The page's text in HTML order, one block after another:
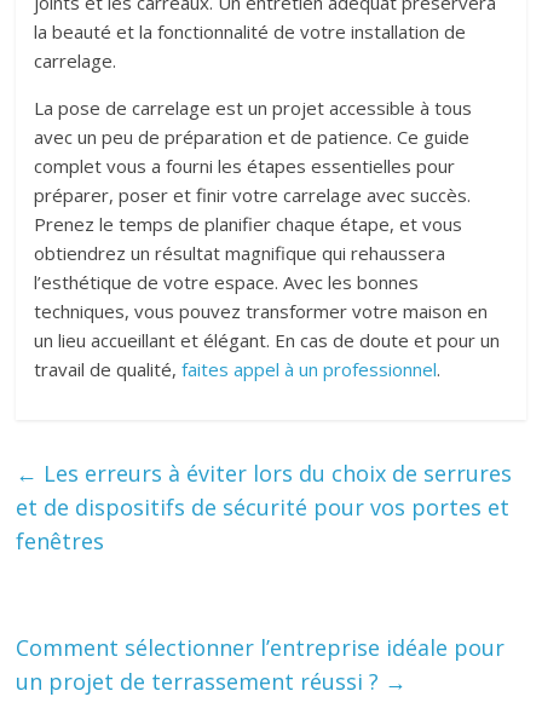
la beauté et la fonctionnalité de votre installation de
carrelage.
La pose de carrelage est un projet accessible à tous
avec un peu de préparation et de patience. Ce guide
complet vous a fourni les étapes essentielles pour
préparer, poser et finir votre carrelage avec succès.
Prenez le temps de planifier chaque étape, et vous
obtiendrez un résultat magnifique qui rehaussera
l’esthétique de votre espace. Avec les bonnes
techniques, vous pouvez transformer votre maison en
un lieu accueillant et élégant. En cas de doute et pour un
travail de qualité,faites appel à un professionnel.
← Les erreurs à éviter lors du choix de serrures
et de dispositifs de sécurité pour vos portes et
fenêtres
Comment sélectionner l’entreprise idéale pour
un projet de terrassement réussi ? →